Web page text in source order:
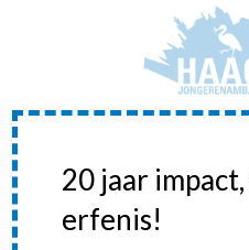
20 jaar
erfenis!